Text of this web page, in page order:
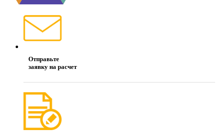
Отправьте
заявку на расчет